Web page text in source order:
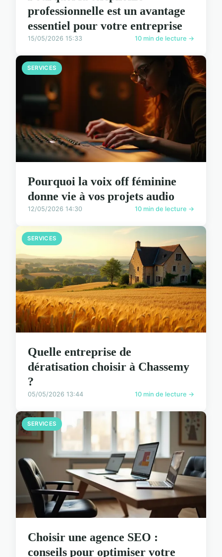
professionnelle est un avantage
essentiel pour votre entreprise
15/05/2026 15:33 10 min de lecture →
SERVICES
Pourquoi la voix off féminine
donne vie à vos projets audio
12/05/2026 14:30 10 min de lecture →
SERVICES
Quelle entreprise de
dératisation choisir à Chassemy
?
05/05/2026 13:44 10 min de lecture →
SERVICES
Choisir une agence SEO :
conseils pour optimiser votre